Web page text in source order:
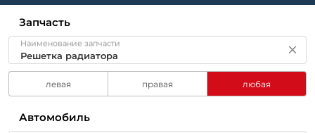
Запчасть
Наименование запчасти
левая правая любая
Автомобиль